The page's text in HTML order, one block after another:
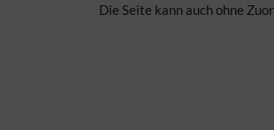
Die Seite kann auch ohne